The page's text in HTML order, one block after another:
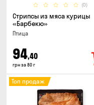
(0)
Стрипсы из мяса курицы
«Барбекю»
Птица
94,40
грн за 80 г
Топ продаж